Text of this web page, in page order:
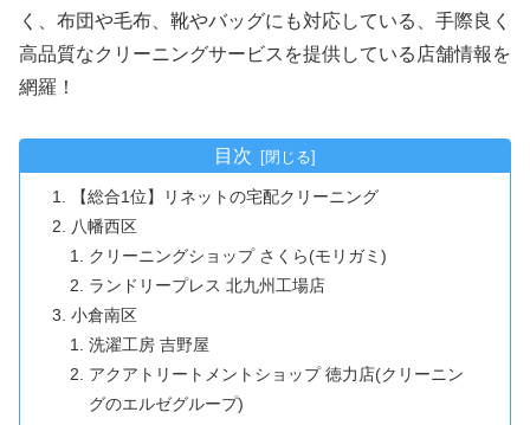
く、布団や毛布、靴やバッグにも対応している、手際良く
高品質なクリーニングサービスを提供している店舗情報を
網羅！
目次
【総合1位】リネットの宅配クリーニング
八幡西区
クリーニングショップ さくら(モリガミ)
ランドリープレス 北九州工場店
小倉南区
洗濯工房 吉野屋
アクアトリートメントショップ 徳力店(クリーニン
グのエルゼグループ)